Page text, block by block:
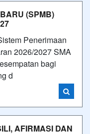
(SPMB)
Penerimaan
2026/2027 SMA
bagi
d
AFIRMASI DAN